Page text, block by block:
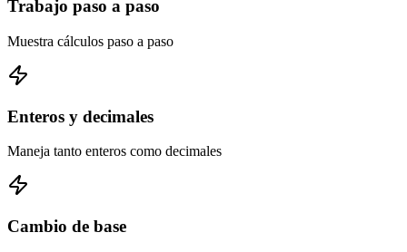
Trabajo paso a paso
Muestra cálculos paso a paso
Enteros y decimales
Maneja tanto enteros como decimales
Cambio de base